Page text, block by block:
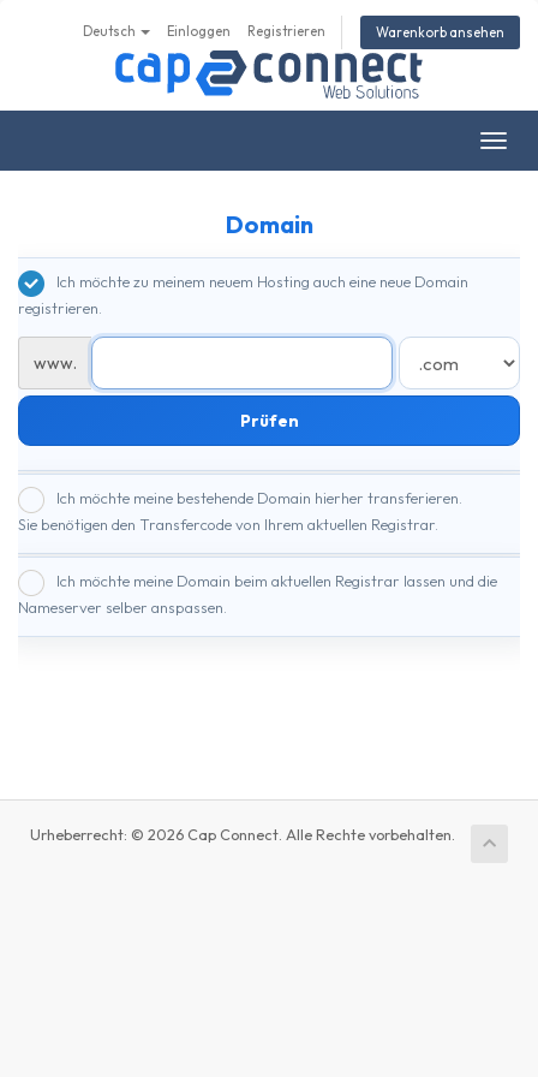
Deutsch Einloggen Registrieren Warenkorb ansehen
ein-/
Domain
Ich möchte zu meinem neuem Hosting auch eine neue Domain
registrieren.
www.
Prüfen
Ich möchte meine bestehende Domain hierher transferieren.
Sie benötigen den Transfercode von Ihrem aktuellen Registrar.
Ich möchte meine Domain beim aktuellen Registrar lassen und die
Nameserver selber anspassen.
Urheberrecht: © 2026 Cap Connect. Alle Rechte vorbehalten.